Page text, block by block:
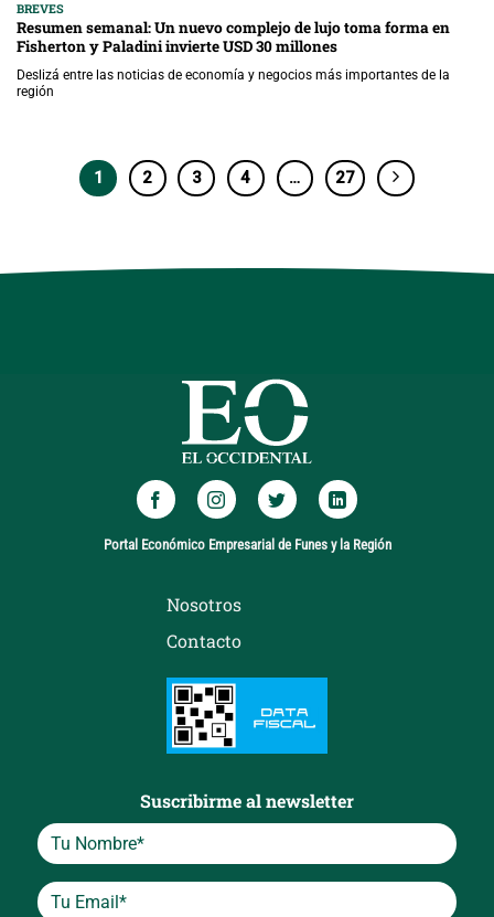
BREVES
Resumen semanal: Un nuevo complejo de lujo toma forma en
Fisherton y Paladini invierte USD 30 millones
Deslizá entre las noticias de economía y negocios más importantes de la
región
1 2 3 4 … 27
Portal Económico Empresarial de Funes y la Región
Nosotros
Contacto
Suscribirme al newsletter